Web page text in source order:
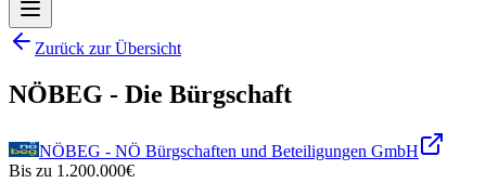
Zurück zur Übersicht
NÖBEG - Die Bürgschaft
NÖBEG - NÖ Bürgschaften und Beteiligungen GmbH
Bis zu 1.200.000€